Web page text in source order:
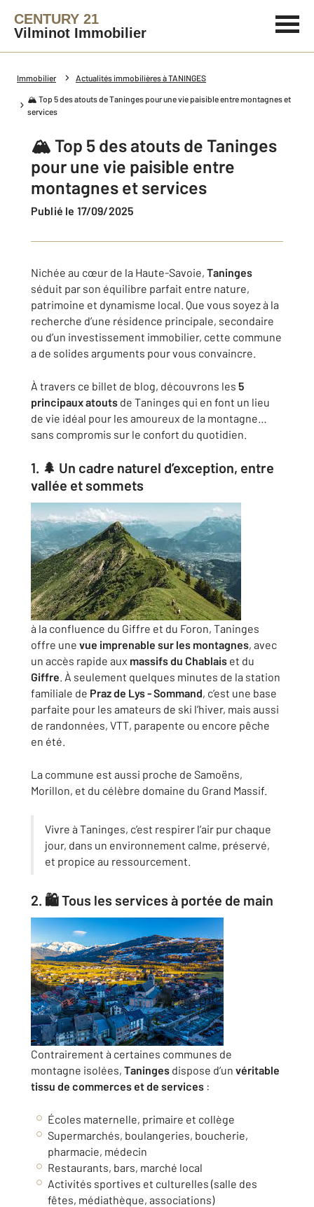
CENTURY 21
Vilminot Immobilier
Immobilier Actualités immobilières à TANINGES
🏔️ Top 5 des atouts de Taninges pour une vie paisible entre montagnes et
services
🏔️ Top 5 des atouts de Taninges
pour une vie paisible entre
montagnes et services
Publié le 17/09/2025
Nichée au cœur de la Haute-Savoie, Taninges
séduit par son équilibre parfait entre nature,
patrimoine et dynamisme local. Que vous soyez à la
recherche d’une résidence principale, secondaire
ou d’un investissement immobilier, cette commune
a de solides arguments pour vous convaincre.
À travers ce billet de blog, découvrons les 5
principaux atouts de Taninges qui en font un lieu
de vie idéal pour les amoureux de la montagne…
sans compromis sur le confort du quotidien.
1. 🌲 Un cadre naturel d’exception, entre
vallée et sommets
à la confluence du Giffre et du Foron, Taninges
offre une vue imprenable sur les montagnes, avec
un accès rapide aux massifs du Chablais et du
Giffre. À seulement quelques minutes de la station
familiale de Praz de Lys - Sommand, c’est une base
parfaite pour les amateurs de ski l’hiver, mais aussi
de randonnées, VTT, parapente ou encore pêche
en été.
La commune est aussi proche de Samoëns,
Morillon, et du célèbre domaine du Grand Massif.
Vivre à Taninges, c’est respirer l’air pur chaque
jour, dans un environnement calme, préservé,
et propice au ressourcement.
2. 🛍️ Tous les services à portée de main
Contrairement à certaines communes de
montagne isolées, Taninges dispose d’un véritable
tissu de commerces et de services :
Écoles maternelle, primaire et collège
Supermarchés, boulangeries, boucherie,
pharmacie, médecin
Restaurants, bars, marché local
Activités sportives et culturelles (salle des
fêtes, médiathèque, associations)